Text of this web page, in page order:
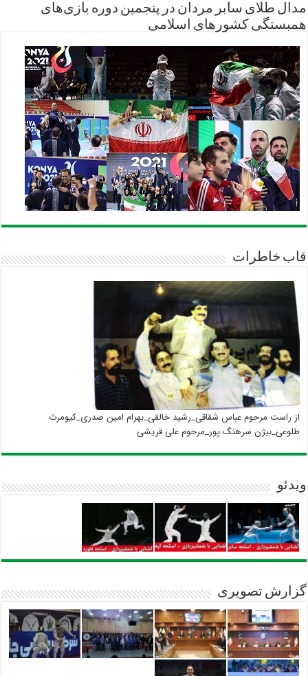
مدال طلای سابر مردان در پنجمین دوره بازی‌های
همبستگی کشورهای اسلامی
قاب خاطرات
از راست مرحوم عباس شقاقی_رشید خالقی_بهرام امین صدری_کیومرث
طلوعی_بیژن سرهنگ پور_مرحوم علی قریشی
ویدئو
گزارش تصویری